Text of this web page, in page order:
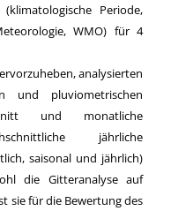
Periode,
WMO) für 4
analysierten
und pluviometrischen
und monatliche
jährliche
saisonal und jährlich)
die Gitteranalyse auf
sie für die Bewertung des